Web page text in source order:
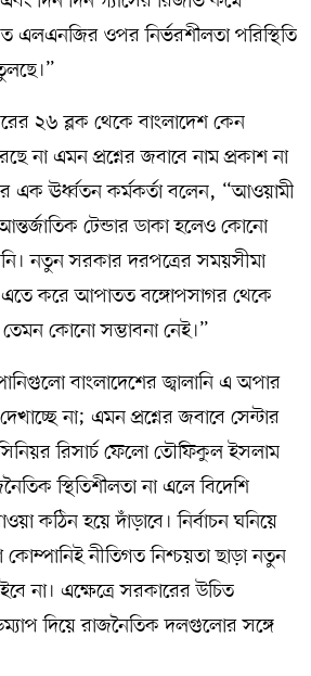
এলএনজির ওপর নির্ভরশীলতা পরিস্থিতি
২৬ ব্লক থেকে বাংলাদেশ কেন
না এমন প্রশ্নের জবাবে নাম প্রকাশ না
এক ঊর্ধ্বতন কর্মকর্তা বলেন, “আওয়ামী
টেন্ডার ডাকা হলেও কোনো
নতুন সরকার দরপত্রের সময়সীমা
এতে করে আপাতত বঙ্গোপসাগর থেকে
তেমন কোনো সম্ভাবনা নেই।”
বাংলাদেশের জ্বালানি এ অপার
না; এমন প্রশ্নের জবাবে সেন্টার
রিসার্চ ফেলো তৌফিকুল ইসলাম
স্থিতিশীলতা না এলে বিদেশি
কঠিন হয়ে দাঁড়াবে। নির্বাচন ঘনিয়ে
নীতিগত নিশ্চয়তা ছাড়া নতুন
না। এক্ষেত্রে সরকারের উচিত
দিয়ে রাজনৈতিক দলগুলোর সঙ্গে